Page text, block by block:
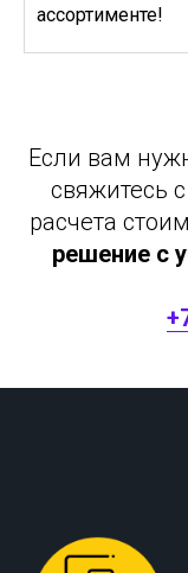
ассортименте!
Если вам
свяжитесь
расчета
решение с